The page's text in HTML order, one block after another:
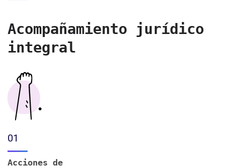
Acompañamiento jurídico
integral
01
Acciones de